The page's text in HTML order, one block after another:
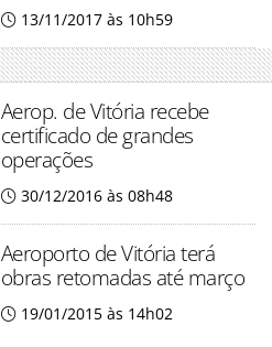
13/11/2017 às 10h59
Aerop. de Vitória recebe
certificado de grandes
operações
30/12/2016 às 08h48
Aeroporto de Vitória terá
obras retomadas até março
19/01/2015 às 14h02